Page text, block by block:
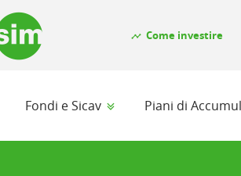
timeline Come investire
Fondi e Sicav Piani di